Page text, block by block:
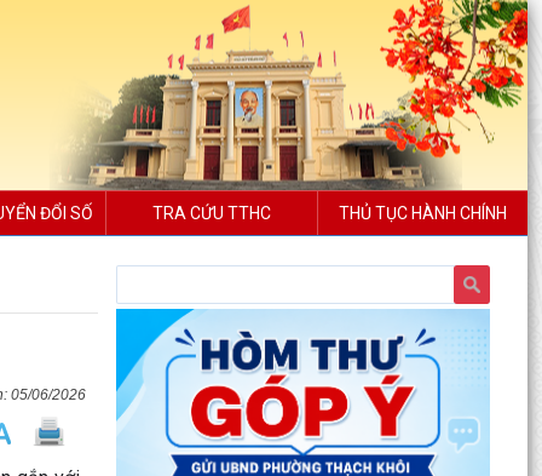
ĐỔI SỐ TRA CỨU TTHC THỦ TỤC HÀNH CHÍNH
05/06/2026